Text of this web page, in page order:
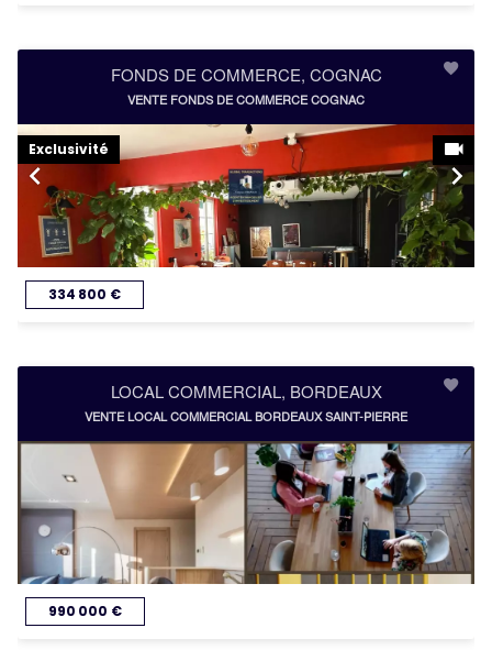
FONDS DE COMMERCE, COGNAC
VENTE FONDS DE COMMERCE COGNAC
334 800 €
Exclusivité
LOCAL COMMERCIAL, BORDEAUX
VENTE LOCAL COMMERCIAL BORDEAUX SAINT-PIERRE
990 000 €